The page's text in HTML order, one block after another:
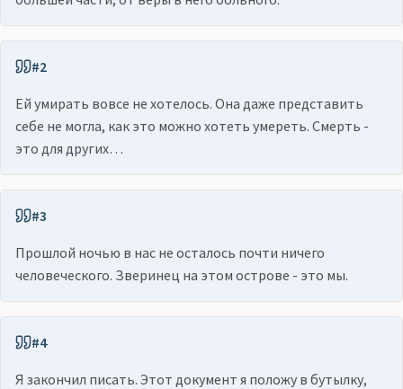
#2
Ей умирать вовсе не хотелось. Она даже представить
себе не могла, как это можно хотеть умереть. Смерть -
это для других…
#3
Прошлой ночью в нас не осталось почти ничего
человеческого. Зверинец на этом острове - это мы.
#4
Я закончил писать. Этот документ я положу в бутылку,